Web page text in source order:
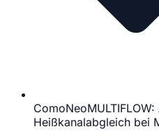
Heißkanalabgleich bei